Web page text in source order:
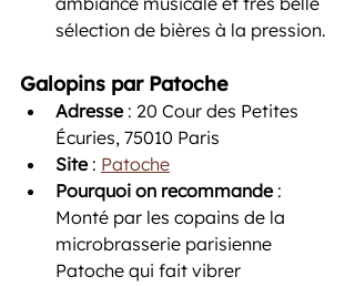
sélection de bières à la pression.
Galopins par Patoche
Adresse : 20 Cour des Petites
Écuries, 75010 Paris
Site : Patoche
Pourquoi on recommande :
Monté par les copains de la
microbrasserie parisienne
Patoche qui fait vibrer